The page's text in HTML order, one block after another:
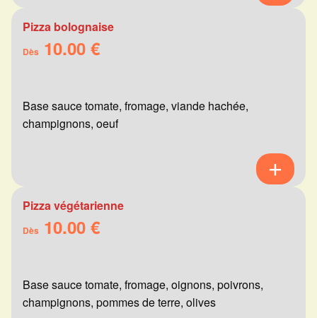
Pizza bolognaise
Dès 10.00 €
Base sauce tomate, fromage, viande hachée,
champignons, oeuf
Pizza végétarienne
Dès 10.00 €
Base sauce tomate, fromage, oignons, poivrons,
champignons, pommes de terre, olives